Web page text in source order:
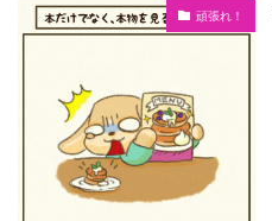
頑張れ！